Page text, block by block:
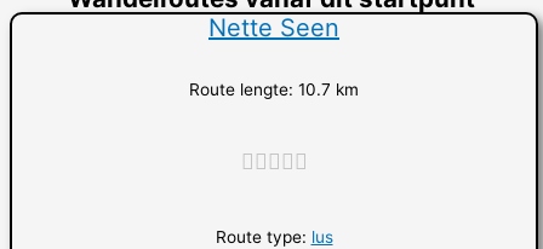
Nette Seen
Route lengte: 10.7 km
Route type: lus